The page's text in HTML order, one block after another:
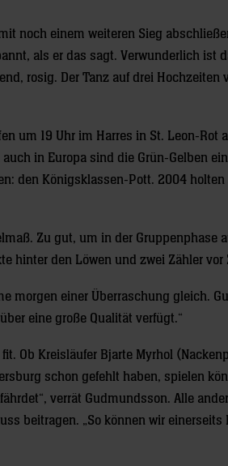
noch einem weiteren Sieg
als er das sagt. Verwunderlich ist
rosig. Der Tanz auf drei
um 19 Uhr im Harres in St. Leon-Rot
in Europa sind die Grün-Gelben
den Königsklassen-Pott. 2004
Zu gut, um in der Gruppenphase
hinter den Löwen und zwei Zähler vor
morgen einer Überraschung gleich.
eine große Qualität verfügt.“
Ob Kreisläufer Bjarte Myrhol
schon gefehlt haben, spielen
verrät Gudmundsson. Alle
beitragen. „So können wir einerseits